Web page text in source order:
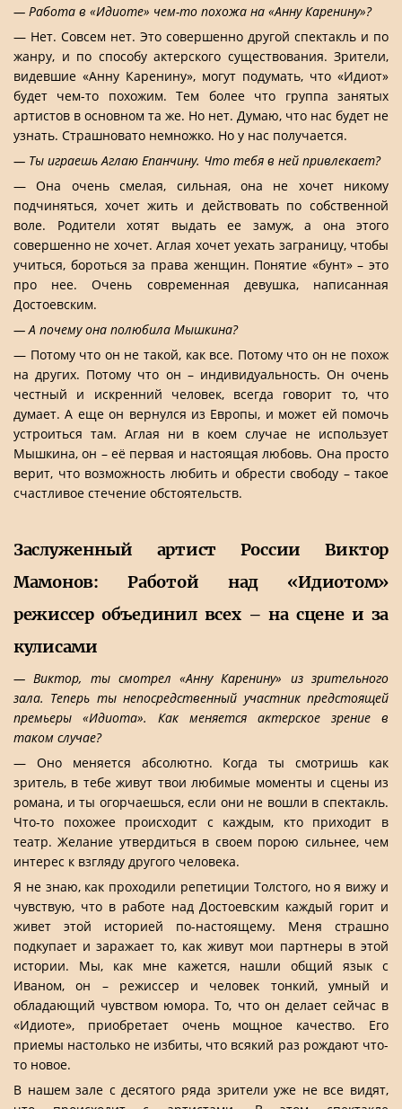
— Работа в «Идиоте» чем-то похожа на «Анну Каренину»?
— Нет. Совсем нет. Это совершенно другой спектакль и по
жанру, и по способу актерского существования. Зрители,
видевшие «Анну Каренину», могут подумать, что «Идиот»
будет чем-то похожим. Тем более что группа занятых
артистов в основном та же. Но нет. Думаю, что нас будет не
узнать. Страшновато немножко. Но у нас получается.
— Ты играешь Аглаю Епанчину. Что тебя в ней привлекает?
— Она очень смелая, сильная, она не хочет никому
подчиняться, хочет жить и действовать по собственной
воле. Родители хотят выдать ее замуж, а она этого
совершенно не хочет. Аглая хочет уехать заграницу, чтобы
учиться, бороться за права женщин. Понятие «бунт» – это
про нее. Очень современная девушка, написанная
Достоевским.
— А почему она полюбила Мышкина?
— Потому что он не такой, как все. Потому что он не похож
на других. Потому что он – индивидуальность. Он очень
честный и искренний человек, всегда говорит то, что
думает. А еще он вернулся из Европы, и может ей помочь
устроиться там. Аглая ни в коем случае не использует
Мышкина, он – её первая и настоящая любовь. Она просто
верит, что возможность любить и обрести свободу – такое
счастливое стечение обстоятельств.
Заслуженный артист России Виктор
Мамонов: Работой над «Идиотом»
режиссер объединил всех – на сцене и за
кулисами
— Виктор, ты смотрел «Анну Каренину» из зрительного
зала. Теперь ты непосредственный участник предстоящей
премьеры «Идиота». Как меняется актерское зрение в
таком случае?
— Оно меняется абсолютно. Когда ты смотришь как
зритель, в тебе живут твои любимые моменты и сцены из
романа, и ты огорчаешься, если они не вошли в спектакль.
Что-то похожее происходит с каждым, кто приходит в
театр. Желание утвердиться в своем порою сильнее, чем
интерес к взгляду другого человека.
Я не знаю, как проходили репетиции Толстого, но я вижу и
чувствую, что в работе над Достоевским каждый горит и
живет этой историей по-настоящему. Меня страшно
подкупает и заражает то, как живут мои партнеры в этой
истории. Мы, как мне кажется, нашли общий язык с
Иваном, он – режиссер и человек тонкий, умный и
обладающий чувством юмора. То, что он делает сейчас в
«Идиоте», приобретает очень мощное качество. Его
приемы настолько не избиты, что всякий раз рождают что-
то новое.
В нашем зале с десятого ряда зрители уже не все видят,